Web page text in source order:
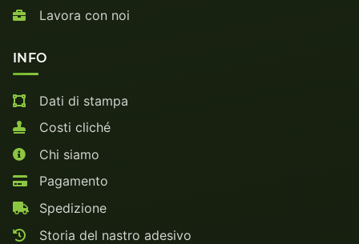
Lavora con noi
INFO
Dati di stampa
Costi cliché
Chi siamo
Pagamento
Spedizione
Storia del nastro adesivo